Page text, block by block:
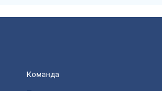
Команда